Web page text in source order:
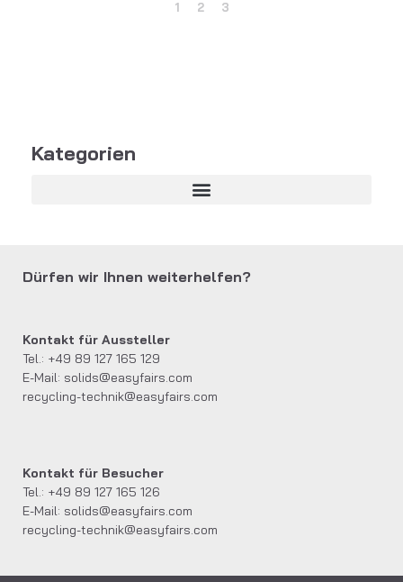
1 2 3
Kategorien
Dürfen wir Ihnen weiterhelfen?
Kontakt für Aussteller
Tel.: +49 89 127 165 129
E-Mail: solids@easyfairs.com
recycling-technik@easyfairs.com
Kontakt für Besucher
Tel.: +49 89 127 165 126
E-Mail: solids@easyfairs.com
recycling-technik@easyfairs.com